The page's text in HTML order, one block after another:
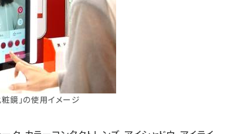
粧鏡」の使用イメージ